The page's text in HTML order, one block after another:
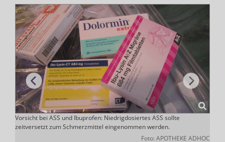
Vorsicht bei ASS und Ibuprofen: Niedrigdosiertes ASS sollte
zeitversetzt zum Schmerzmittel eingenommen werden.
Foto: APOTHEKE ADHOC